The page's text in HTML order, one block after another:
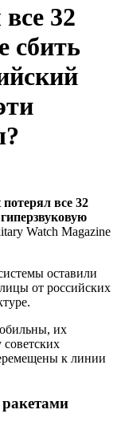
32
сбить
потерял все 32
Watch Magazine
оставили
от российских
их
к линии